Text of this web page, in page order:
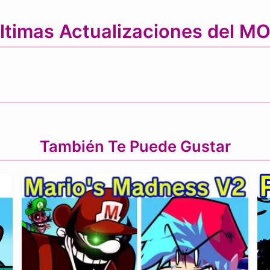
Actualizaciones del
También Te Puede Gustar